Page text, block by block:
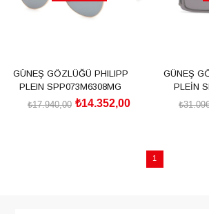
GÜNEŞ GÖZLÜĞÜ PHILIPP
PLEIN SPP073M6308MG
₺14.352,00
₺17.940,00
GÜNEŞ
PLEİN
1